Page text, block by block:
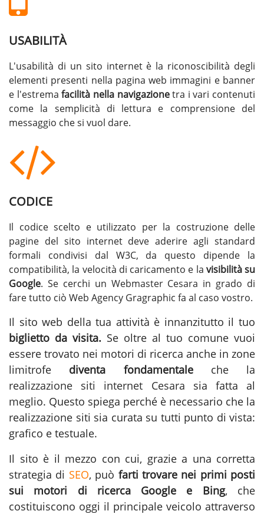
USABILITÀ
L'usabilità di un sito internet è la riconoscibilità degli
elementi presenti nella pagina web immagini e banner
e l'estremafacilità nella navigazionetra i vari contenuti
come la semplicità di lettura e comprensione del
messaggio che si vuol dare.
CODICE
Il codice scelto e utilizzato per la costruzione delle
pagine del sito internet deve aderire agli standard
formali condivisi dal W3C, da questo dipende la
compatibilità, la velocità di caricamento e la visibilità su
Google. Se cerchi un Webmaster Cesara in grado di
fare tutto ciò Web Agency Gragraphic fa al caso vostro.
Il sito web della tua attività è innanzitutto il tuo
biglietto da visita. Se oltre al tuo comune vuoi
essere trovato nei motori di ricerca anche in zone
limitrofe diventa fondamentaleche la
realizzazione siti internet Cesara sia fatta al
meglio. Questo spiega perché è necessario che la
realizzazione siti sia curata su tutti punto di vista:
grafico e testuale.
Il sito è il mezzo con cui, grazie a una corretta
strategia di SEO, può farti trovare nei primi posti
sui motori di ricerca Google e Bing, che
costituiscono oggi il principale veicolo attraverso